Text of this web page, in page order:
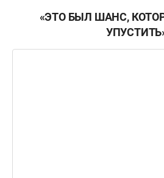
«ЭТО БЫЛ ШАНС,